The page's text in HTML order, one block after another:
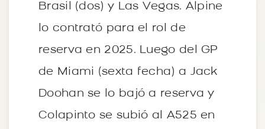
Brasil (dos) y Las Vegas. Alpine
lo contrató para el rol de
reserva en 2025. Luego del GP
de Miami (sexta fecha) a Jack
Doohan se lo bajó a reserva y
Colapinto se subió al A525 en